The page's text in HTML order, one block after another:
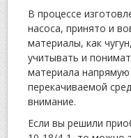
В процессе
насоса, принято и
материалы, как
учитывать и
материала напрямую
перекачиваемой
внимание.
Если вы решили